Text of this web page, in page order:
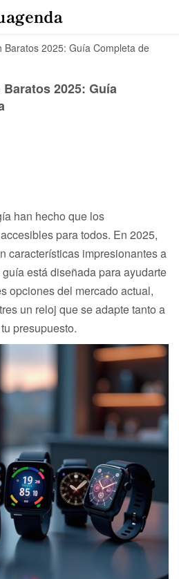
Baratos 2025: Guía Completa de
2025: Guía
han hecho que los
para todos. En 2025,
características impresionantes a
está diseñada para ayudarte
opciones del mercado actual,
un reloj que se adapte tanto a
presupuesto.